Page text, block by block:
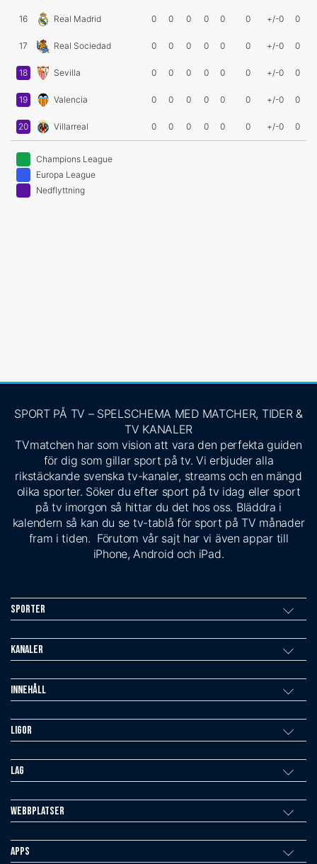
16 Real Madrid 0 0 0 0 0 0 +/-0 0
17 Real Sociedad 0 0 0 0 0 0 +/-0 0
18 Sevilla 0 0 0 0 0 0 +/-0 0
19 Valencia 0 0 0 0 0 0 +/-0 0
20 Villarreal 0 0 0 0 0 0 +/-0 0
Champions League
Europa League
Nedflyttning
SPORT PÅ TV – SPELSCHEMA MED MATCHER, TIDER &
TV KANALER
TVmatchen har som vision att vara den perfekta guiden
för dig som gillar sport på tv. Vi erbjuder alla
rikstäckande svenska tv-kanaler, streams och en mängd
olika sporter. Söker du efter sport på tv idag eller sport
på tv imorgon så hittar du det hos oss. Bläddra i
kalendern så kan du se tv-tablå för sport på TV månader
fram i tiden. Förutom vår sajt har vi även appar till
iPhone, Android och iPad.
Sporter
Kanaler
Innehåll
Ligor
Lag
Webbplatser
Apps